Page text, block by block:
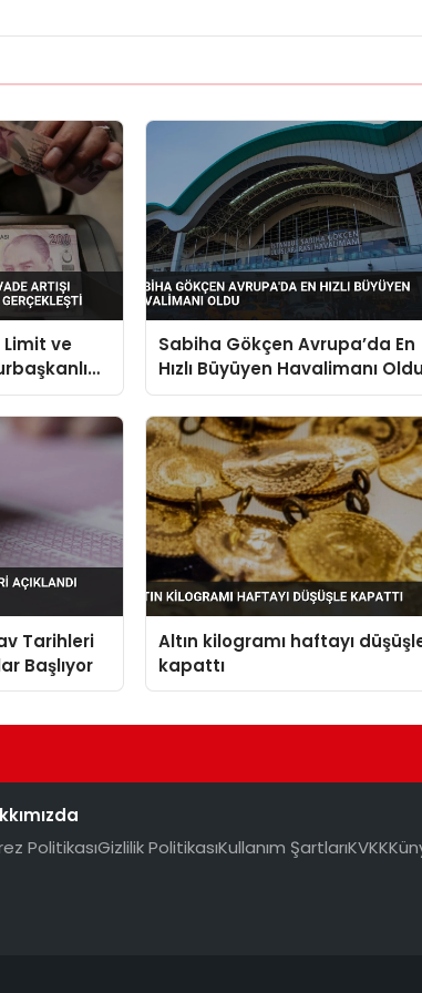
Limit ve
Sabiha Gökçen Avrupa’da En
Hızlı Büyüyen Havalimanı
Tarihleri
Başlıyor
Altın kilogramı haftayı
kapattı
PolitikasıGizlilik PolitikasıKullanım ŞartlarıKVKK